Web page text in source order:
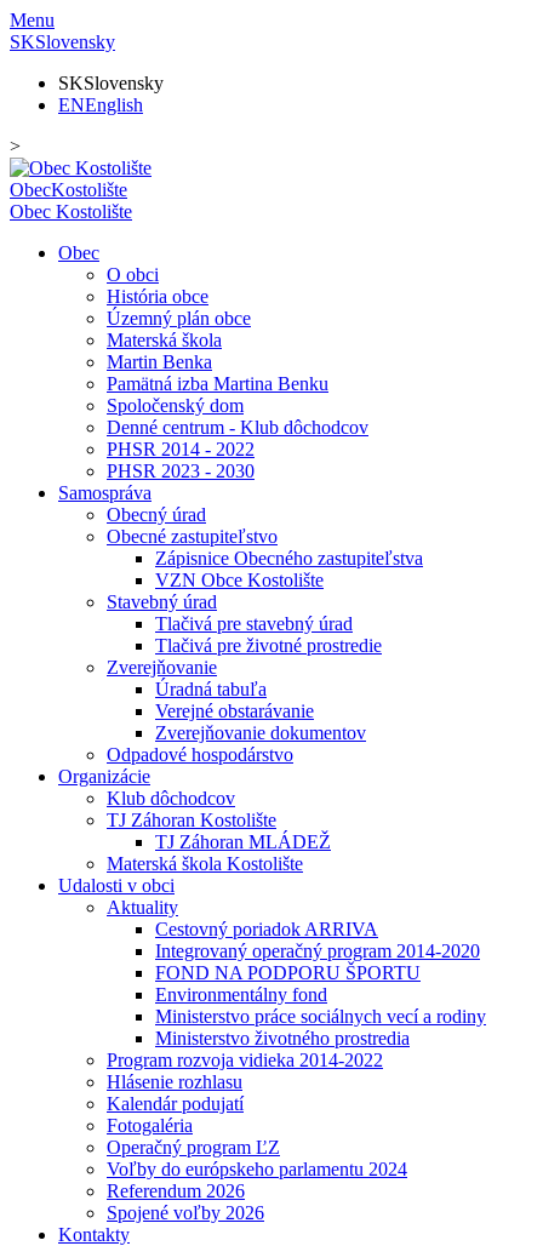
Menu
SKSlovensky
SKSlovensky
ENEnglish
>
ObecKostolište
Obec Kostolište
Obec
O obci
História obce
Územný plán obce
Materská škola
Martin Benka
Pamätná izba Martina Benku
Spoločenský dom
Denné centrum - Klub dôchodcov
PHSR 2014 - 2022
PHSR 2023 - 2030
Samospráva
Obecný úrad
Obecné zastupiteľstvo
Zápisnice Obecného zastupiteľstva
VZN Obce Kostolište
Stavebný úrad
Tlačivá pre stavebný úrad
Tlačivá pre životné prostredie
Zverejňovanie
Úradná tabuľa
Verejné obstarávanie
Zverejňovanie dokumentov
Odpadové hospodárstvo
Organizácie
Klub dôchodcov
TJ Záhoran Kostolište
TJ Záhoran MLÁDEŽ
Materská škola Kostolište
Udalosti v obci
Aktuality
Cestovný poriadok ARRIVA
Integrovaný operačný program 2014-2020
FOND NA PODPORU ŠPORTU
Environmentálny fond
Ministerstvo práce sociálnych vecí a rodiny
Ministerstvo životného prostredia
Program rozvoja vidieka 2014-2022
Hlásenie rozhlasu
Kalendár podujatí
Fotogaléria
Operačný program ĽZ
Voľby do európskeho parlamentu 2024
Referendum 2026
Spojené voľby 2026
Kontakty